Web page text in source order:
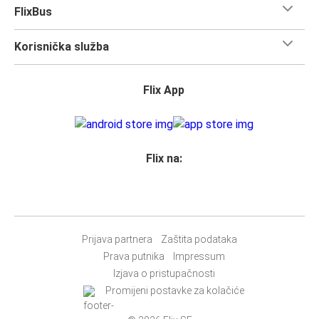
Putovati na relaciji Lille - Međunarodna zračna luka Pariz
stilu, sasvim uslugama
koje su potrebne da ti vrijeme
jedan komad ručne prtljage i jedan
dugo putovanje, ne moraš brinuti o količini prtljage koju
zajamčeno je mjesto
Jednostavno rezerviraj online ili u našojFlixBus aplikaciji
prilikom kupnje karte bilo kojim od naših dostupnih načina
FlixBus
Korisnička služba
Flix App
Flix na:
Prijava partnera
Zaštita podataka
Prava putnika
Impressum
Izjava o pristupačnosti
Promijeni postavke za kolačiće